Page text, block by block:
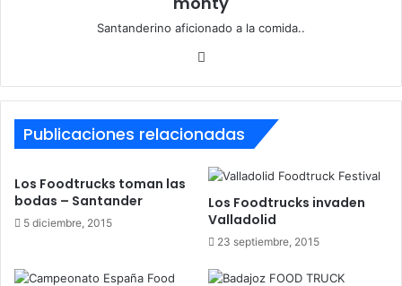
Santanderino aficionado a la comida..
we
b
Publicaciones relacionadas
Los Foodtrucks toman las
bodas – Santander
5 diciembre, 2015
Los Foodtrucks invaden
Valladolid
23 septiembre, 2015